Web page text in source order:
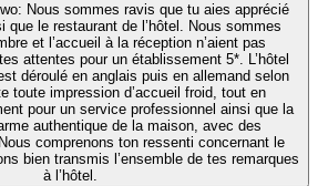
: Nous sommes ravis que tu aies apprécié
que le restaurant de l’hôtel. Nous sommes
et l’accueil à la réception n’aient pas
attentes pour un établissement 5*. L’hôtel
déroulé en anglais puis en allemand selon
toute impression d’accueil froid, tout en
pour un service professionnel ainsi que la
authentique de la maison, avec des
comprenons ton ressenti concernant le
bien transmis l’ensemble de tes remarques
à l’hôtel.